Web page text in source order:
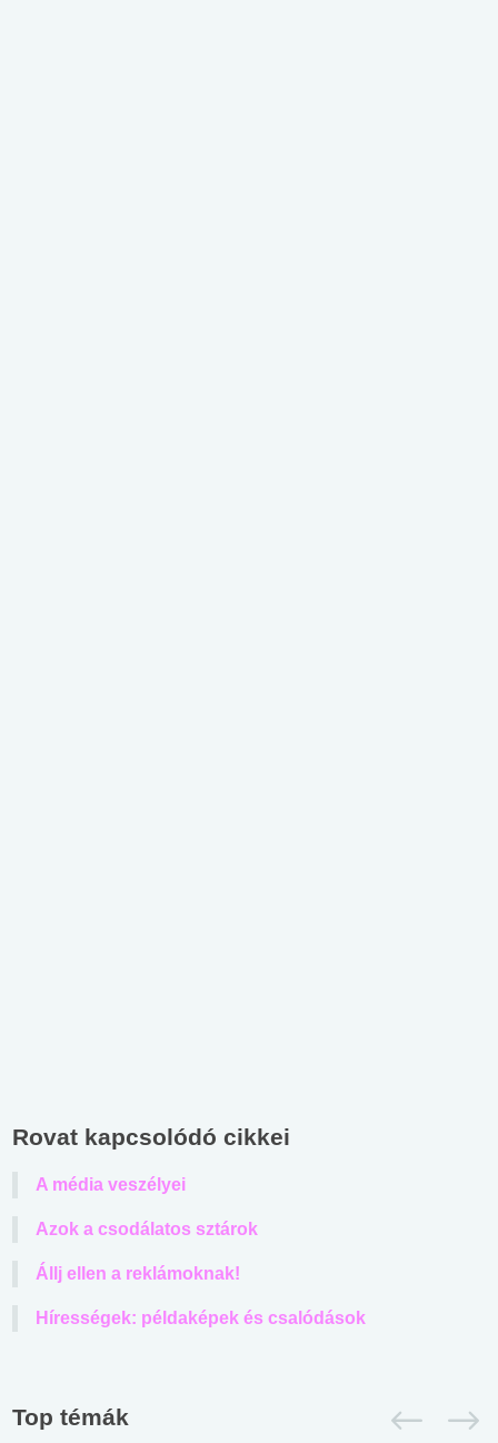
Rovat kapcsolódó cikkei
A média veszélyei
Azok a csodálatos sztárok
Állj ellen a reklámoknak!
Hírességek: példaképek és csalódások
Top témák